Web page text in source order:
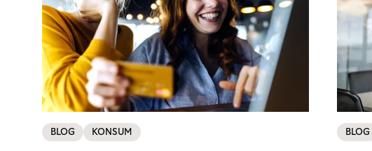
BLOG KONSUM BLOG